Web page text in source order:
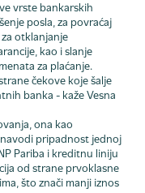
vrste bankarskih
posla, za povraćaj
za otklanjanje
kao i slanje
za plaćanje.
čekove koje šalje
banka - kaže Vesna
ona kao
pripadnost jednoj
Pariba i kreditnu liniju
od strane prvoklasne
što znači manji iznos